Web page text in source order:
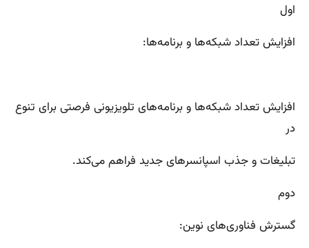
اول
افزایش تعداد شبکه‌ها و برنامه‌ها:
افزایش تعداد شبکه‌ها و برنامه‌های تلویزیونی فرصتی برای تنوع
در
تبلیغات و جذب اسپانسرهای جدید فراهم می‌کند.
دوم
گسترش فناوری‌های نوین: